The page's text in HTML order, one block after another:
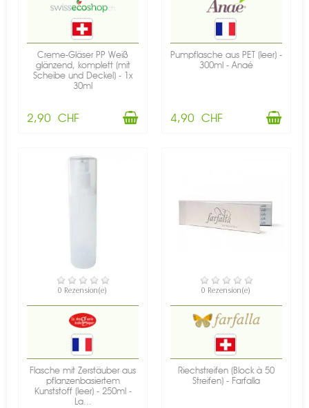
Creme-Gläser PP Weiß
glänzend, komplett (mit
Scheibe und Deckel) - 1x
30ml
2,90 CHF
Pumpflasche aus PET (leer) -
300ml - Anaé
4,90 CHF
VERFÜGBAR
0 Rezension(e)
Flasche mit Zerstäuber aus
pflanzenbasiertem
Kunststoff (leer) - 250ml -
La...
VERFÜGBAR
0 Rezension(e)
Riechstreifen (Block à 50
Streifen) - Farfalla